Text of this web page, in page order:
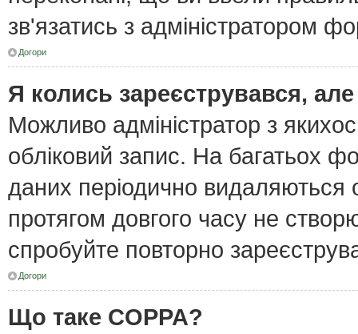
зв'язатись з адміністратором
Догори
Я колись зареєструвався,
Можливо адміністратор з
обліковий запис. На багатьох
даних періодично видаляються
протягом довгого часу не
спробуйте повторно
Догори
Що таке COPPA?